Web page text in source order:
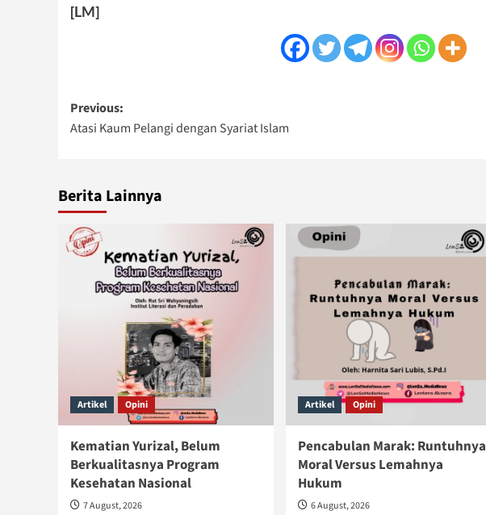
[LM]
Post
navigation
Previous:
Atasi Kaum Pelangi dengan Syariat Islam
Berita Lainnya
Artikel Opini
Kematian Yurizal, Belum
Berkualitasnya Program
Kesehatan Nasional
7 August, 2026
Artikel Opini
Pencabulan Marak: Runtuhnya
Moral Versus Lemahnya
Hukum
6 August, 2026